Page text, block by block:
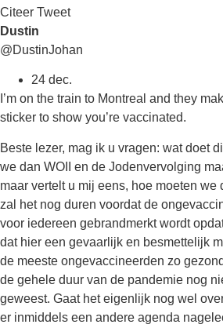
Citeer Tweet
Dustin
@DustinJohan
24 dec.
I’m on the train to Montreal and they
sticker to show you’re vaccinated.
Beste lezer, mag ik u vragen: wat doet
we dan WOII en de Jodenvervolging
maar vertelt u mij eens, hoe moeten we
zal het nog duren voordat de
voor iedereen gebrandmerkt wordt
dat hier een gevaarlijk en besmettelijk
de meeste ongevaccineerden zo
de gehele duur van de pandemie nog
geweest. Gaat het eigenlijk nog wel
er inmiddels een andere agenda